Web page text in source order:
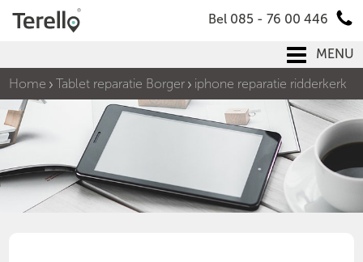
Bel 085 - 76 00 446
MENU
Home
Tablet reparatie Borger iphone reparatie ridderkerk